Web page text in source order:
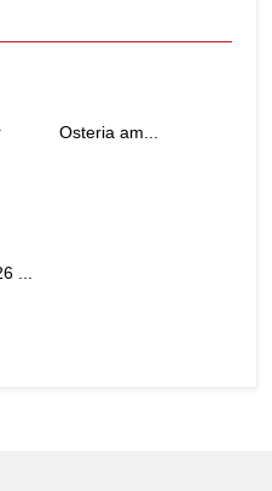
Osteria am...
...